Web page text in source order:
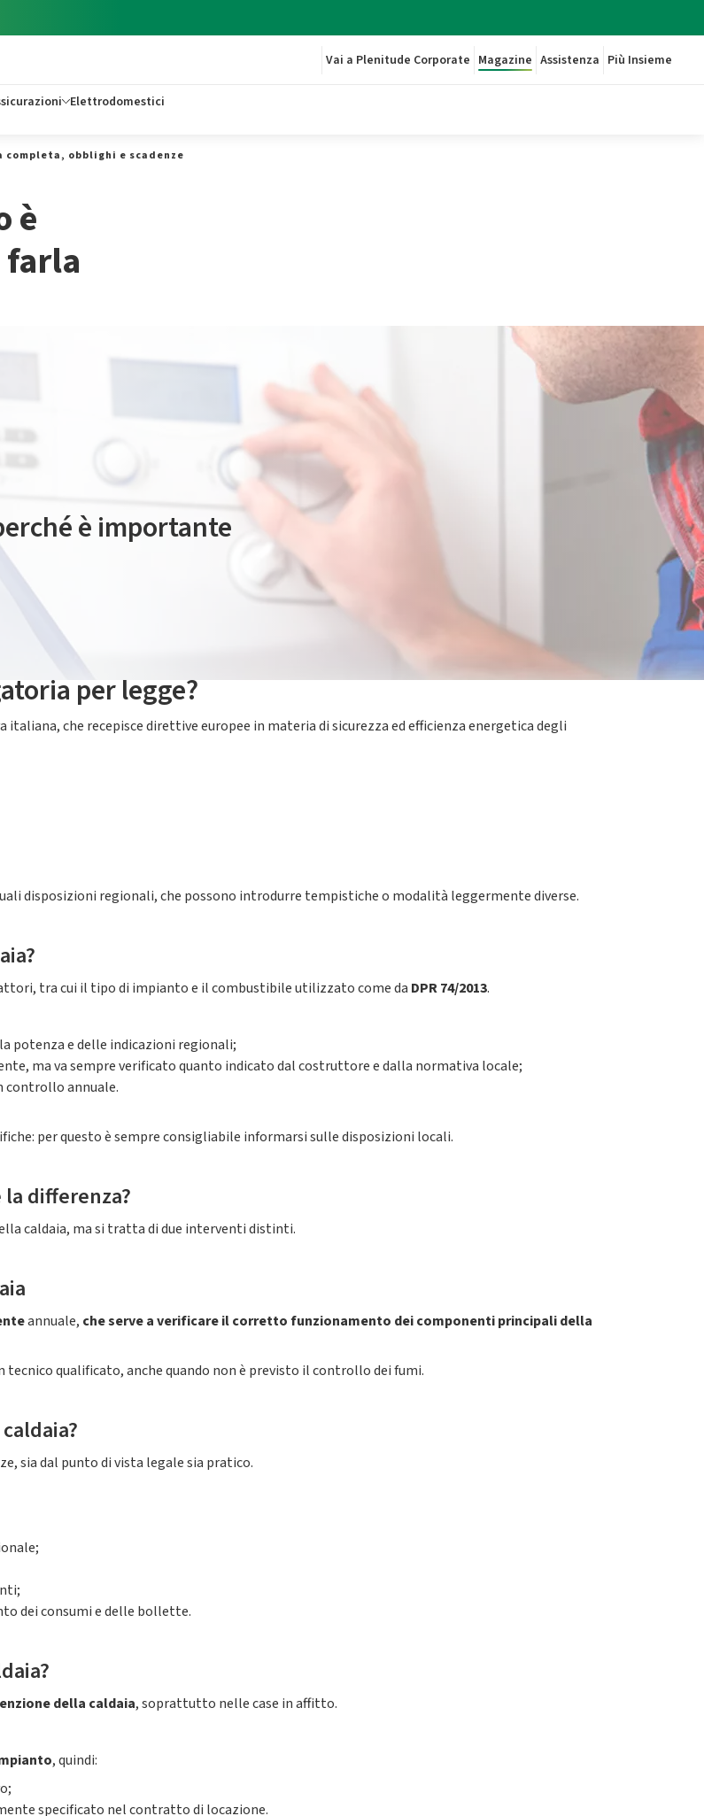
Elettrodomestici
Vai a Plenitude Corporate Magazine Assistenza Più Insieme
completa, obblighi e scadenze
è
è importante
che servono a verificare che l’impianto funzioni in modo
ma di un’attività fondamentale per ridurre i consumi energetici, limitare le emissioni inquinanti
sull’efficienza energetica e, in determinati casi, sull’analisi dei fumi di combustione.
per legge?
italiana, che recepisce direttive europee in materia di sicurezza ed efficienza energetica degli
disposizioni regionali, che possono introdurre tempistiche o modalità leggermente diverse.
tra cui il tipo di impianto e il combustibile utilizzato come da DPR 74/2013.
potenza e delle indicazioni regionali;
ma va sempre verificato quanto indicato dal costruttore e dalla normativa locale;
controllo annuale.
per questo è sempre consigliabile informarsi sulle disposizioni locali.
differenza?
caldaia, ma si tratta di due interventi distinti.
annuale, che serve a verificare il corretto funzionamento dei componenti principali della
qualificato, anche quando non è previsto il controllo dei fumi.
sia dal punto di vista legale sia pratico.
dei consumi e delle bollette.
della caldaia, soprattutto nelle case in affitto.
, quindi:
specificato nel contratto di locazione.